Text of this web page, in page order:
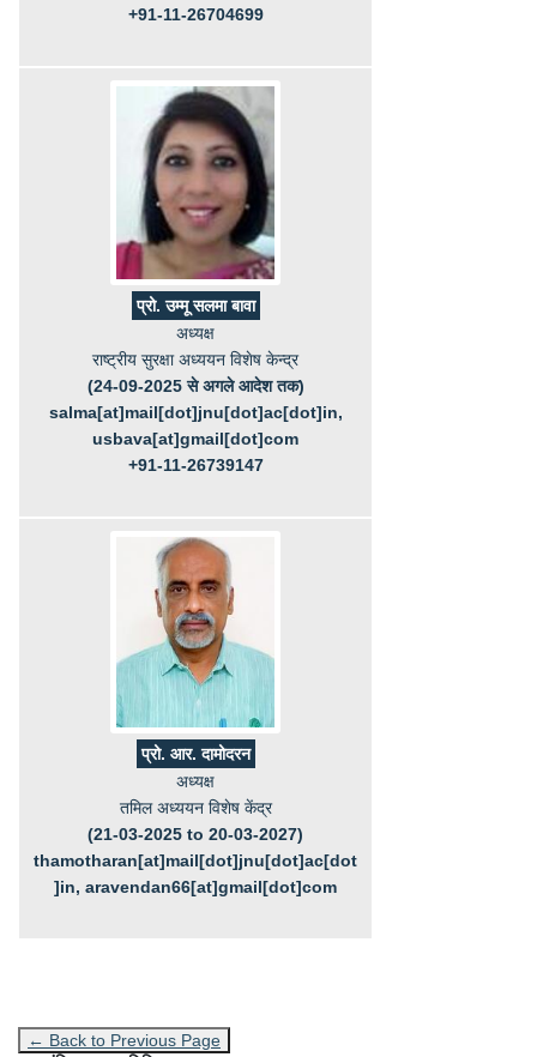
+91-11-26704699
प्रो. उम्मू सलमा बावा
अध्यक्ष
राष्ट्रीय सुरक्षा अध्ययन विशेष केन्द्र
(24-09-2025 से अगले आदेश तक)
salma[at]mail[dot]jnu[dot]ac[dot]in,
usbava[at]gmail[dot]com
+91-11-26739147
प्रो. आर. दामोदरन
अध्यक्ष
तमिल अध्ययन विशेष केंद्र
(21-03-2025 to 20-03-2027)
thamotharan[at]mail[dot]jnu[dot]ac[dot
]in, aravendan66[at]gmail[dot]com
← Back to Previous Page